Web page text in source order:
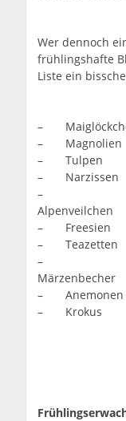
Wer dennoch
frühlingshafte
Liste ein
–
– Magnolien
– Tulpen
– Narzissen
–
Alpenveilchen
– Freesien
– Teazetten
–
Märzenbecher
– Anemonen
– Krokus